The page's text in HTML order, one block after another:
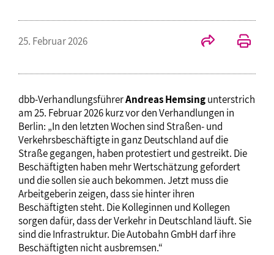
25. Februar 2026
dbb-VerhandlungsführerAndreas Hemsingunterstrich
am 25. Februar 2026 kurz vor den Verhandlungen in
Berlin: „In den letzten Wochen sind Straßen- und
Verkehrsbeschäftigte in ganz Deutschland auf die
Straße gegangen, haben protestiert und gestreikt. Die
Beschäftigten haben mehr Wertschätzung gefordert
und die sollen sie auch bekommen. Jetzt muss die
Arbeitgeberin zeigen, dass sie hinter ihren
Beschäftigten steht. Die Kolleginnen und Kollegen
sorgen dafür, dass der Verkehr in Deutschland läuft. Sie
sind die Infrastruktur. Die Autobahn GmbH darf ihre
Beschäftigten nicht ausbremsen.“